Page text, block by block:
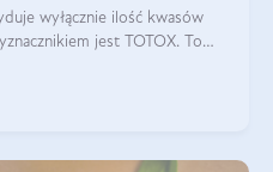
wyłącznie ilość kwasów
jest TOTOX. To